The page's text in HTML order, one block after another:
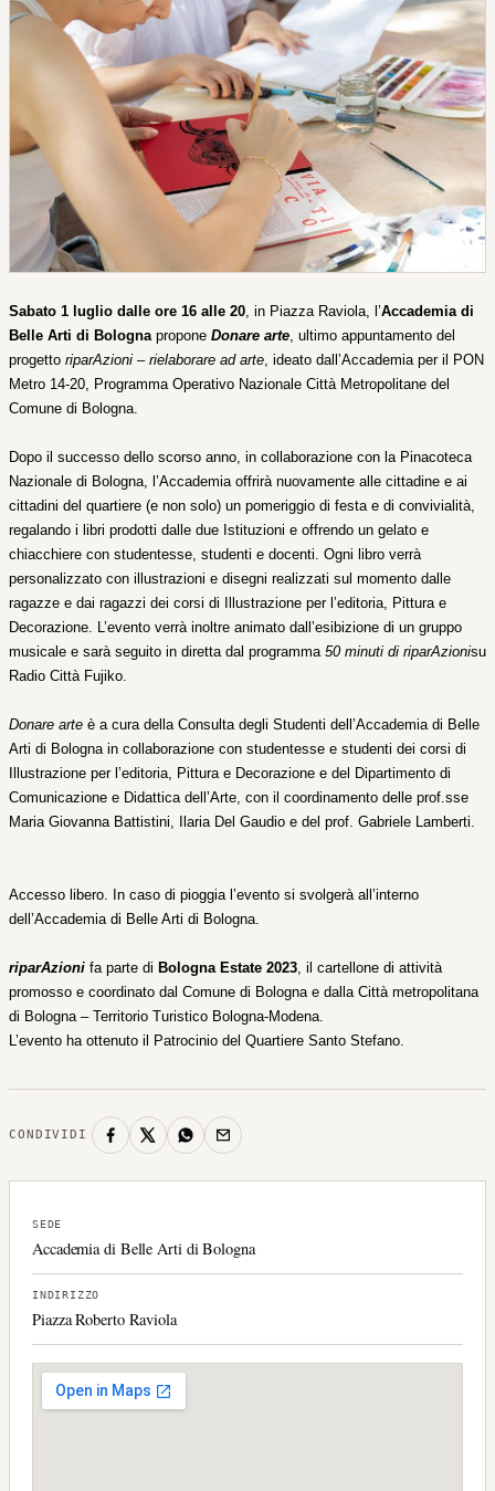
Sabato 1 luglio dalle ore 16 alle 20 , in Piazza Raviola, l’Accademia di
Belle Arti di Bologna propone Donare arte , ultimo appuntamento del
progetto riparAzioni – rielaborare ad arte ideato dall’Accademia per il PON
Metro 14-20, Programma Operativo Nazionale Città Metropolitane del
Comune di Bologna.
Dopo il successo dello scorso anno, in collaborazione con la Pinacoteca
Nazionale di Bologna, l’Accademia offrirà nuovamente alle cittadine e ai
cittadini del quartiere (e non solo) un pomeriggio di festa e di convivialità,
regalando i libri prodotti dalle due Istituzioni e offrendo un gelato e
chiacchiere con studentesse, studenti e docenti. Ogni libro verrà
personalizzato con illustrazioni e disegni realizzati sul momento dalle
ragazze e dai ragazzi dei corsi di Illustrazione per l’editoria, Pittura e
Decorazione. L’evento verrà inoltre animato dall’esibizione di un gruppo
musicale e sarà seguito in diretta dal programma 50 minuti di riparAzionisu
Radio Città Fujiko.
Donare arte è a cura della Consulta degli Studenti dell’Accademia di Belle
Arti di Bologna in collaborazione con studentesse e studenti dei corsi di
Illustrazione per l’editoria, Pittura e Decorazione e del Dipartimento di
Comunicazione e Didattica dell’Arte, con il coordinamento delle prof.sse
Maria Giovanna Battistini, Ilaria Del Gaudio e del prof. Gabriele Lamberti.
Accesso libero. In caso di pioggia l’evento si svolgerà all’interno
dell’Accademia di Belle Arti di Bologna.
riparAzioni fa parte di Bologna Estate 2023 , il cartellone di attività
promosso e coordinato dal Comune di Bologna e dalla Città metropolitana
di Bologna – Territorio Turistico Bologna-Modena.
L’evento ha ottenuto il Patrocinio del Quartiere Santo Stefano.
CONDIVIDI
SEDE
Accademia di Belle Arti di Bologna
INDIRIZZO
Piazza Roberto Raviola